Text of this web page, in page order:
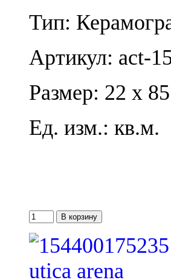
Тип:
Артикул: act-
Размер: 22 x
Ед. изм.: кв.м.